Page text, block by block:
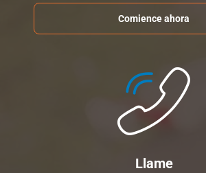
Comience ahora
Llame